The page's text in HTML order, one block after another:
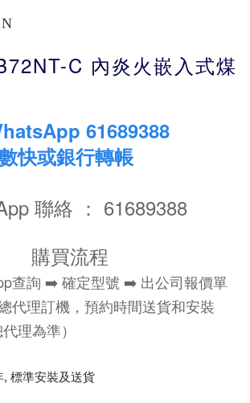
C 內炎火嵌入式煤
61689388
快或銀行轉帳
聯絡 ： 61689388
購買流程
查詢 ➡️ 確定型號 ➡️ 出公司報價單
理訂機，預約時間送貨和安裝
理為準）
, 標準安裝及送貨